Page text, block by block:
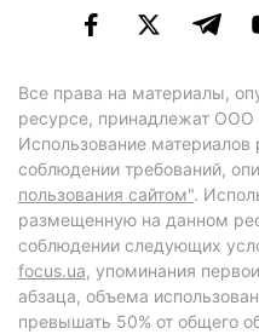
Все права на материалы,
ресурсе, принадлежат
Использование материалов
соблюдении требований,
пользования сайтом".
размещенную на данном
соблюдении следующих
focus.ua, упоминания
абзаца, объема
превышать 50% от общего